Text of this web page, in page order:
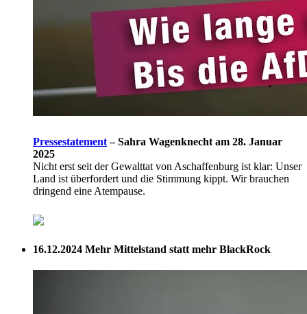
Pressestatement– Sahra Wagenknecht am 28. Januar
2025
Nicht erst seit der Gewalttat von Aschaffenburg ist klar: Unser
Land ist überfordert und die Stimmung kippt. Wir brauchen
dringend eine Atempause.
16.12.2024 Mehr Mittelstand statt mehr BlackRock